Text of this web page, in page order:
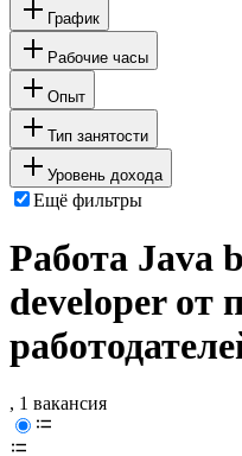
График
Рабочие часы
Опыт
Тип занятости
Уровень дохода
Ещё фильтры
Работа Java
developer от
, 1 вакансия